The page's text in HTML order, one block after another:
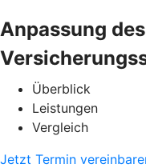
Anpassung des
Überblick
Leistungen
Vergleich
Jetzt Termin